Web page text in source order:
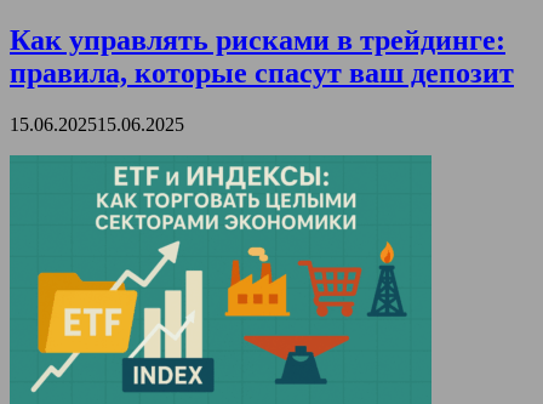
Как управлять рисками в трейдинге:
правила, которые спасут ваш депозит
15.06.202515.06.2025